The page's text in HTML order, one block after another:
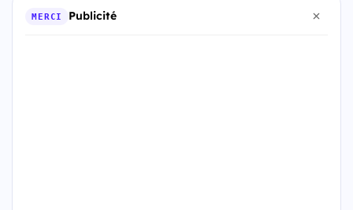
MERCI Publicité